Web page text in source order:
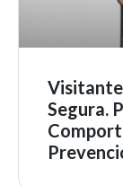
Segura.